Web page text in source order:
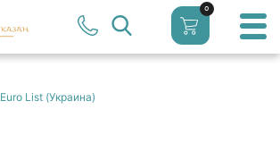
0
Euro List (Украина)